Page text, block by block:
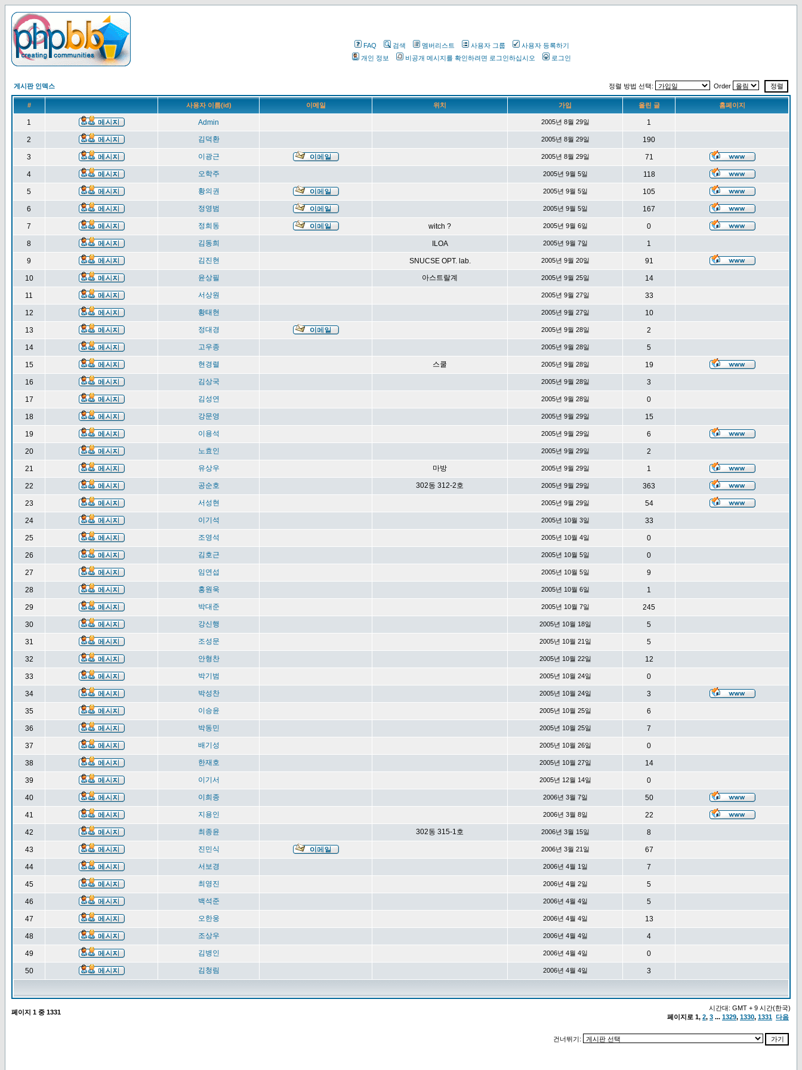
FAQ 검색 멤버리스트 사용자 그룹
사용자 등록하기
개인 정보
비공개 메시지를 확인하려면 로그인하십시오 로그인
게시판 인덱스 정렬 방법 선택: Order
# 사용자 이름(id) 이메일 위치 가입 올린 글 홈페이지
1 Admin 2005년 8월 29일 1
2 김덕환 2005년 8월 29일 190
3 이광근 2005년 8월 29일 71
4 오학주 2005년 9월 5일 118
5 황의권 2005년 9월 5일 105
6 정영범 2005년 9월 5일 167
7 정희동 witch ? 2005년 9월 6일 0
8 김동희 ILOA 2005년 9월 7일 1
9 김진현 SNUCSE OPT. lab. 2005년 9월 20일 91
10 윤상필 아스트랄계 2005년 9월 25일 14
11 서상원 2005년 9월 27일 33
12 황태현 2005년 9월 27일 10
13 정대경 2005년 9월 28일 2
14 고우종 2005년 9월 28일 5
15 현경렬 스쿨 2005년 9월 28일 19
16 김상국 2005년 9월 28일 3
17 김성연 2005년 9월 28일 0
18 강문영 2005년 9월 29일 15
19 이용석 2005년 9월 29일 6
20 노효인 2005년 9월 29일 2
21 유상우 마방 2005년 9월 29일 1
22 공순호 302동 312-2호 2005년 9월 29일 363
23 서성현 2005년 9월 29일 54
24 이기석 2005년 10월 3일 33
25 조영석 2005년 10월 4일 0
26 김호근 2005년 10월 5일 0
27 임연섭 2005년 10월 5일 9
28 홍원욱 2005년 10월 6일 1
29 박대준 2005년 10월 7일 245
30 강신행 2005년 10월 18일 5
31 조성문 2005년 10월 21일 5
32 안형찬 2005년 10월 22일 12
33 박기범 2005년 10월 24일 0
34 박성찬 2005년 10월 24일 3
35 이승윤 2005년 10월 25일 6
36 박동민 2005년 10월 25일 7
37 배기성 2005년 10월 26일 0
38 한재호 2005년 10월 27일 14
39 이기서 2005년 12월 14일 0
40 이희종 2006년 3월 7일 50
41 지용인 2006년 3월 8일 22
42 최종윤 302동 315-1호 2006년 3월 15일 8
43 진민식 2006년 3월 21일 67
44 서보경 2006년 4월 1일 7
45 최영진 2006년 4월 2일 5
46 백석준 2006년 4월 4일 5
47 오한웅 2006년 4월 4일 13
48 조상우 2006년 4월 4일 4
49 김병인 2006년 4월 4일 0
50 김청림 2006년 4월 4일 3
페이지 1 중 1331
시간대: GMT + 9 시간(한국)
페이지로 1, 2, 3 ... 1329, 1330, 1331 다음
건너뛰기: